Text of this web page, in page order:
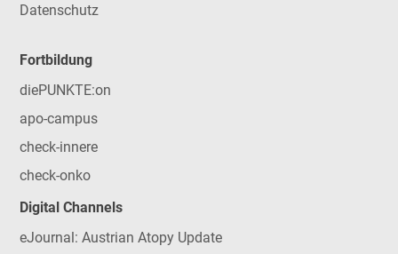
Datenschutz
Fortbildung
diePUNKTE:on
apo-campus
check-innere
check-onko
Digital Channels
eJournal: Austrian Atopy Update